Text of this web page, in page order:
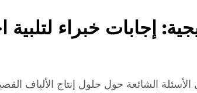
إجابات خبراء لتلبية
الشائعة حول حلول إنتاج الألياف